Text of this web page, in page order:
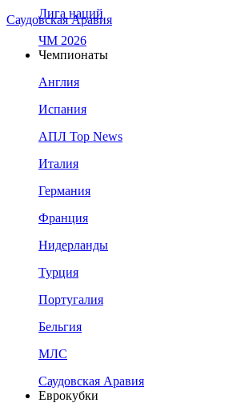
Саудовская Аравия
Лига наций
ЧМ 2026
Чемпионаты
Англия
Испания
АПЛ Top News
Италия
Германия
Франция
Нидерланды
Турция
Португалия
Бельгия
МЛС
Саудовская Аравия
Еврокубки